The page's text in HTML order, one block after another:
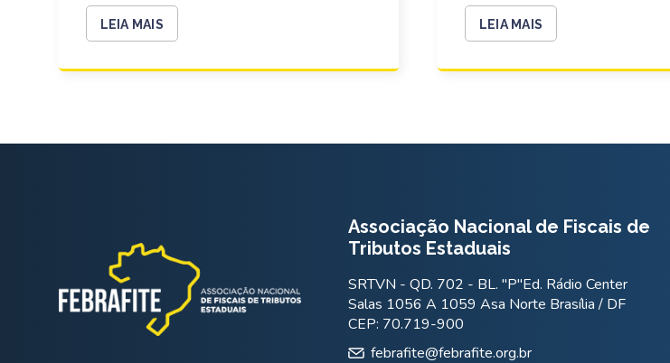
LEIA MAIS LEIA MAIS
Associação Nacional de Fiscais de
Tributos Estaduais
SRTVN - QD. 702 - BL. "P"Ed. Rádio Center
Salas 1056 A 1059 Asa Norte Brasília / DF
CEP: 70.719-900
febrafite@febrafite.org.br